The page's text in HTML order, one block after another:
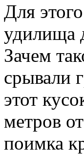
Для
удилища
Зачем
срывали
этот
метров
поимка